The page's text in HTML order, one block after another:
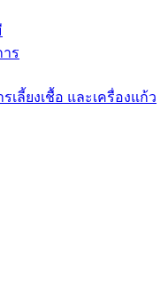
ร
ลี้ยงเชื้อ และเครื่องแก้ว